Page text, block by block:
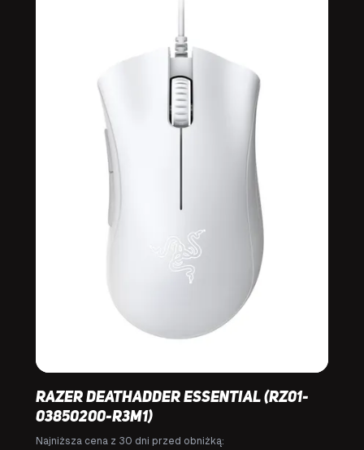
Razer DeathAdder Essential (RZ01-
03850200-R3M1)
Najniższa cena z 30 dni przed obniżką: